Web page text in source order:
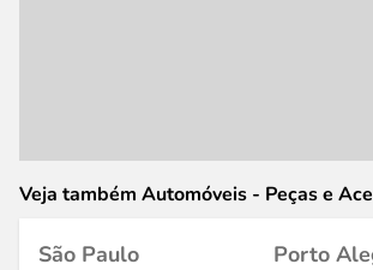
Veja também Automóveis - Peças e
São Paulo
Porto